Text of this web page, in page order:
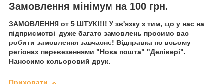
Замовлення мінімум на 100 грн.
ЗАМОВЛЕННЯ от 5 ШТУК!!!! У зв'язку з тим, що у нас на
підприємстві дуже багато замовлень просимо вас
робити замовлення завчасно! Відправка по всьому
регіонах перевезеннями "Нова пошта" "Делівері".
Наносимо кольоровий друк.
Приховати